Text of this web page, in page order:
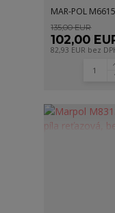
MAR-POL
135,00 EUR
102,00
82,93 EUR bez